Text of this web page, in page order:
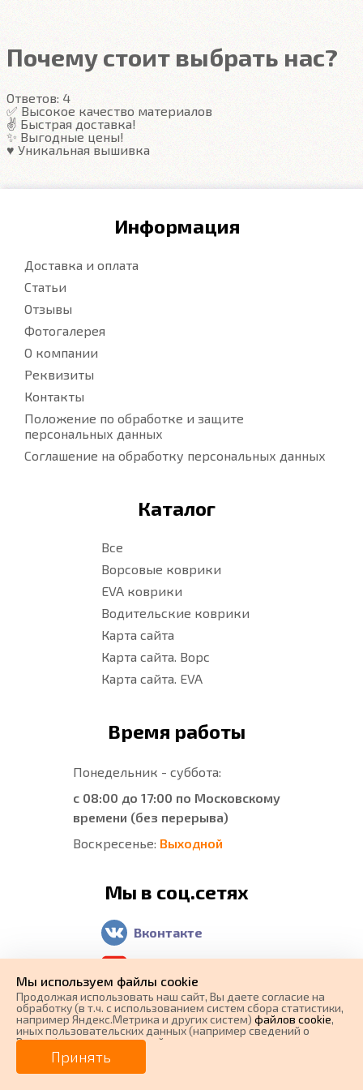
0 ₽
от0₽/мес. Плати частями
Почему стоит выбрать нас?
Ответов: 4
✅ Высокое качество материалов
✌️ Быстрая доставка!
✨ Выгодные цены!
♥️ Уникальная вышивка
Информация
Доставка и оплата
Статьи
Отзывы
Фотогалерея
О компании
Реквизиты
Контакты
Положение по обработке и защите
персональных данных
Соглашение на обработку персональных данных
Каталог
Все
Ворсовые коврики
EVA коврики
Водительские коврики
Карта сайта
Карта сайта. Ворс
Карта сайта. EVA
Время работы
Понедельник - суббота:
с 08:00 до 17:00 по Московскому
времени (без перерыва)
Воскресенье: Выходной
Мы в соц.сетях
Вконтакте
Telegram
Отзывы о нас
Яндекс Карты
Мы используем файлы cookie
Продолжая использовать наш cайт, Вы даете согласие на
обработку (в т.ч. с использованием систем сбора статистики,
например Яндекс.Метрика и других систем) файлов cookie,
иных пользовательских данных (например сведений о
Вашем ip-адресе, сведений о местоположении, типе
устройства, времени посещения страницы, сведений о
ресурсах сети Интернет, с которых были совершены
переходы на наш сайт, сведения о Ваших действиях на сайте
Принять